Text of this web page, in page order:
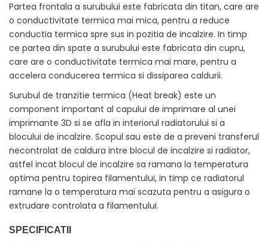
Partea frontala a surubului este fabricata din titan, care are
o conductivitate termica mai mica, pentru a reduce
conductia termica spre sus in pozitia de incalzire. In timp
ce partea din spate a surubului este fabricata din cupru,
care are o conductivitate termica mai mare, pentru a
accelera conducerea termica si dissiparea caldurii.
Surubul de tranzitie termica (Heat break) este un
component important al capului de imprimare al unei
imprimante 3D si se afla in interiorul radiatorului si a
blocului de incalzire. Scopul sau este de a preveni transferul
necontrolat de caldura intre blocul de incalzire si radiator,
astfel incat blocul de incalzire sa ramana la temperatura
optima pentru topirea filamentului, in timp ce radiatorul
ramane la o temperatura mai scazuta pentru a asigura o
extrudare controlata a filamentului.
SPECIFICATII